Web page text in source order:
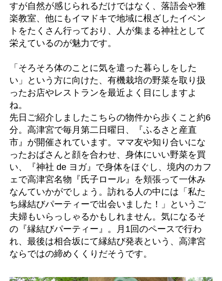
すが自然が感じられるだけではなく、落語会や雅
楽教室、他にもイマドキで地域に根ざしたイベン
トをたくさん行っており、人が集まる神社として
栄えているのが魅力です。
「そろそろ体のことに気を遣った暮らしをした
い」という方に向けた、有機栽培の野菜を取り扱
ったお店やレストランを最近よく目にしますよ
ね。
先日ご紹介しましたこちらの物件から歩くこと約6
分。高津宮で毎月第二日曜日、『ふるさと産直
市』が開催されています。ママ友や知り合いにな
ったおばさんと顔を合わせ、身体にいい野菜を買
い、『神社 de ヨガ』で身体をほぐし、境内のカフ
ェで高津宮名物『氏子ロール』を頬張って一休み
なんていかがでしょう。訪れる人の中には「私た
ち縁結びパーティーで出会いました！」というご
夫婦もいらっしゃるかもしれません。気になるそ
の『縁結びパーティー』。月1回のペースで行わ
れ、最後は相合坂にて縁結び発表という、高津宮
ならではの締めくくりだそうです。